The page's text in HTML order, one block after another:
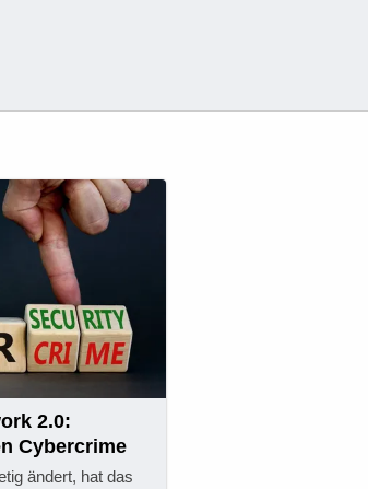
2.0:
Cybercrime
ändert, hat das